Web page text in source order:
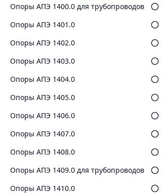
Опоры АПЭ 1400.0 для трубопроводов
Опоры АПЭ 1401.0
Опоры АПЭ 1402.0
Опоры АПЭ 1403.0
Опоры АПЭ 1404.0
Опоры АПЭ 1405.0
Опоры АПЭ 1406.0
Опоры АПЭ 1407.0
Опоры АПЭ 1408.0
Опоры АПЭ 1409.0 для трубопроводов
Опоры АПЭ 1410.0